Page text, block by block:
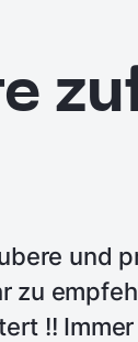
und
zu
!!